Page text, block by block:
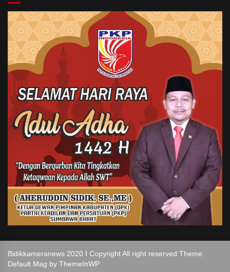
Bidikkameranews 2020 I Copyright All right reserved Theme:
Default Mag by ThemeInWP